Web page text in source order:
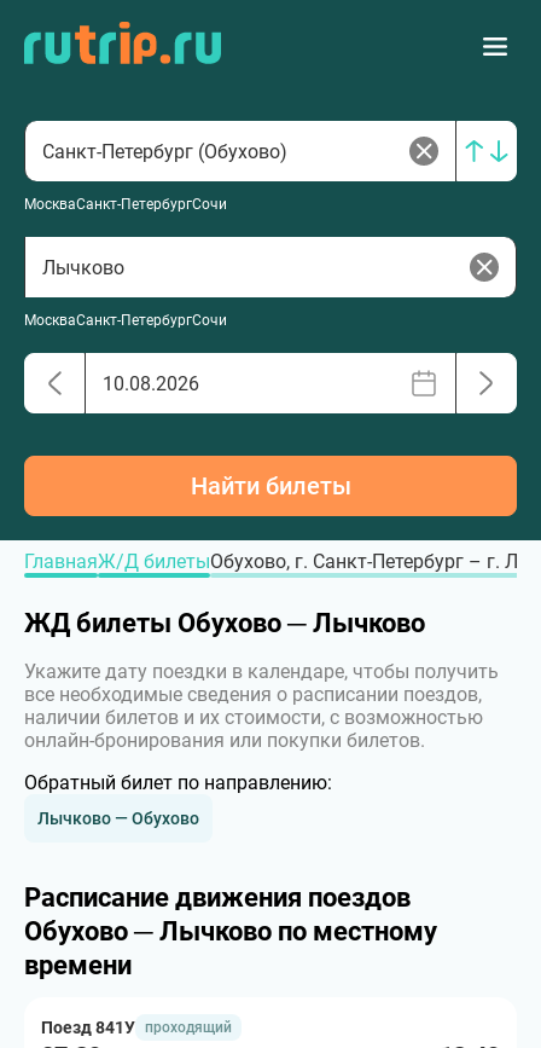
МоскваСанкт-ПетербургСочи
МоскваСанкт-ПетербургСочи
Найти билеты
ГлавнаяЖ/Д билетыОбухово, г. Санкт-Петербург – г.
ЖД билеты Обухово ─ Лычково
Укажите дату поездки в календаре, чтобы получить
все необходимые сведения о расписании поездов,
наличии билетов и их стоимости, с возможностью
онлайн-бронирования или покупки билетов.
Обратный билет по направлению:
Лычково — Обухово
Расписание движения поездов
Обухово ─ Лычково по местному
времени
Поезд 841У проходящий